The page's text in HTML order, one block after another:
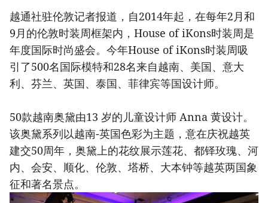
越通社驻伦敦记者报道，自2014年起，在每年2月和
9月的伦敦时装周框架内，House of iKons时装周是
年度国际时尚盛会。今年House of iKons时装周吸
引了500名国际模特和28名来自越南、美国、意大
利、芬兰、英国、泰国、菲律宾等国设计师。
50款越南奥黛由13 岁的儿童设计师 Anna 黄设计。
该奥黛系列以越南-英国色彩为主题，意在庆祝越英
建交50周年，奥黛上的花纹展示莲花、都铎玫瑰、河
内、会安、顺化、伦敦、塔桥、大本钟等越英两国象
征和著名景点。